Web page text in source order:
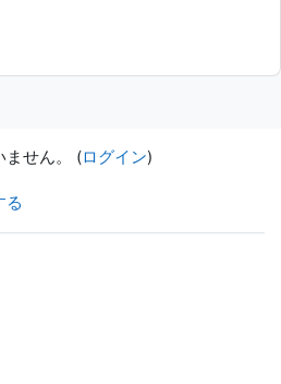
ません。 (ログイン)
る